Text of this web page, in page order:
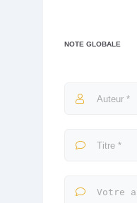
NOTE GLOBALE